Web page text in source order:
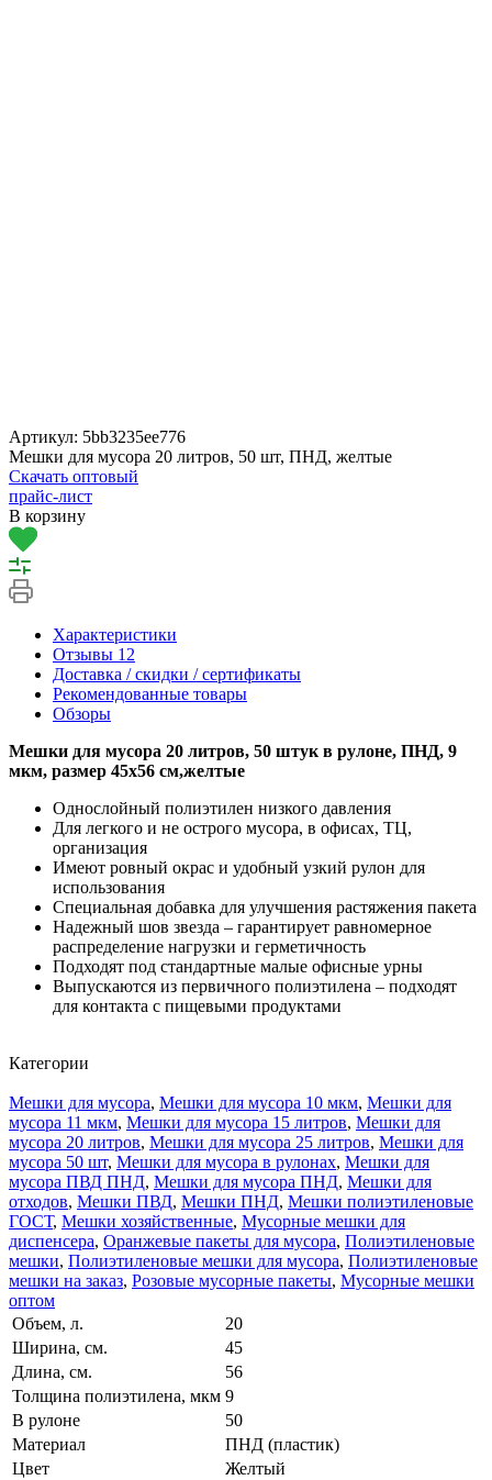
Артикул: 5bb3235ee776
Мешки для мусора 20 литров, 50 шт, ПНД, желтые
Скачать оптовый
прайс-лист
В корзину
Характеристики
Отзывы 12
Доставка / скидки / сертификаты
Рекомендованные товары
Обзоры
Мешки для мусора 20 литров, 50 штук в рулоне, ПНД, 9
мкм, размер 45х56 см,желтые
Однослойный полиэтилен низкого давления
Для легкого и не острого мусора, в офисах, ТЦ,
организация
Имеют ровный окрас и удобный узкий рулон для
использования
Специальная добавка для улучшения растяжения пакета
Надежный шов звезда – гарантирует равномерное
распределение нагрузки и герметичность
Подходят под стандартные малые офисные урны
Выпускаются из первичного полиэтилена – подходят
для контакта с пищевыми продуктами
Категории
Мешки для мусора, Мешки для мусора 10 мкм, Мешки для
мусора 11 мкм, Мешки для мусора 15 литров, Мешки для
мусора 20 литров, Мешки для мусора 25 литров, Мешки для
мусора 50 шт, Мешки для мусора в рулонах, Мешки для
мусора ПВД ПНД, Мешки для мусора ПНД, Мешки для
отходов, Мешки ПВД, Мешки ПНД, Мешки полиэтиленовые
ГОСТ, Мешки хозяйственные, Мусорные мешки для
диспенсера, Оранжевые пакеты для мусора, Полиэтиленовые
мешки, Полиэтиленовые мешки для мусора, Полиэтиленовые
мешки на заказ, Розовые мусорные пакеты, Мусорные мешки
оптом
Объем, л.
20
Ширина, см.
45
Длина, см.
56
Толщина полиэтилена, мкм 9
В рулоне
50
Материал
ПНД (пластик)
Цвет
Желтый